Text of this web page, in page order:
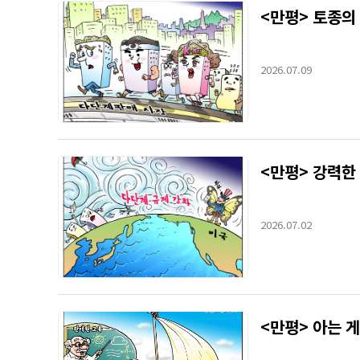
<만평> 토종의
2026.07.09
<만평> 강력
2026.07.02
<만평> 아는